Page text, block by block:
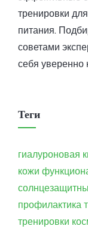
тренировки
питания.
советами
себя уверенно
Теги
гиалуроновая
кожи
профилактика
тренировки